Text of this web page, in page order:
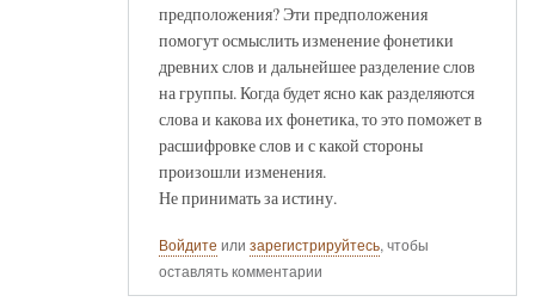
предположения? Эти предположения
помогут осмыслить изменение фонетики
древних слов и дальнейшее разделение слов
на группы. Когда будет ясно как разделяются
слова и какова их фонетика, то это поможет в
расшифровке слов и с какой стороны
произошли изменения.
Не принимать за истину.
Войдите или зарегистрируйтесь, чтобы
оставлять комментарии